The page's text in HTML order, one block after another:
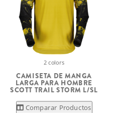
2 colors
CAMISETA DE MANGA
LARGA PARA HOMBRE
SCOTT TRAIL STORM L/SL
Comparar Productos